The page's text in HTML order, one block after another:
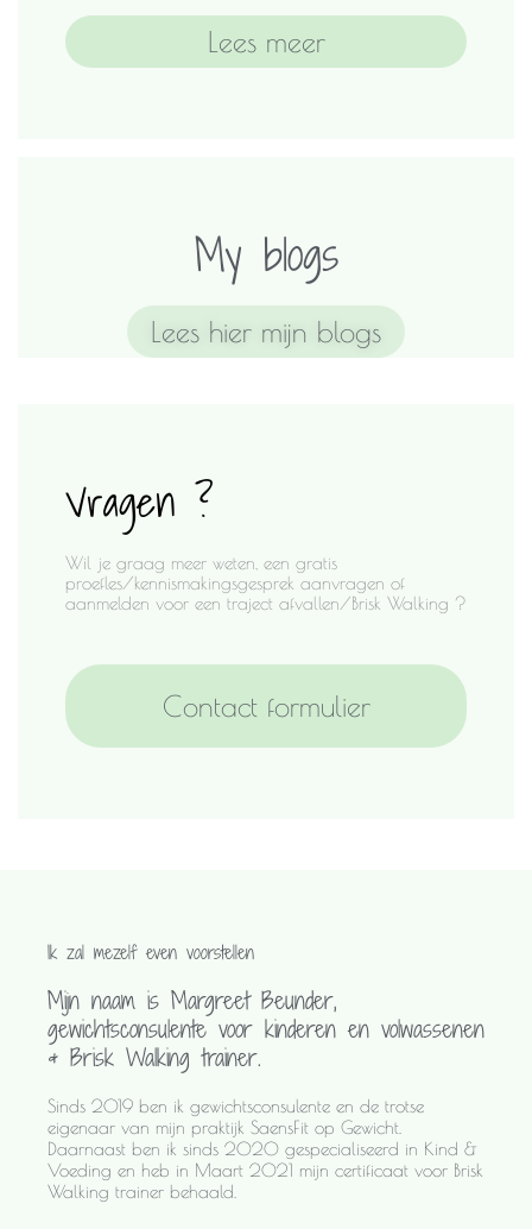
Lees meer
Vragen ?
Wil je graag meer weten, een gratis
proefles/kennismakingsgesprek aanvragen of
aanmelden voor een traject afvallen/Brisk Walking ?
Contact formulier
My blogs
Lees hier mijn blogs
Ik zal mezelf even voorstellen
Mijn naam is Margreet Beunder,
gewichtsconsulente voor kinderen en volwassenen
& Brisk Walking trainer.
Sinds 2019 ben ik gewichtsconsulente en de trotse
eigenaar van mijn praktijk SaensFit op Gewicht.
Daarnaast ben ik sinds 2020 gespecialiseerd in Kind &
Voeding en heb in Maart 2021 mijn certificaat voor Brisk
Walking trainer behaald.